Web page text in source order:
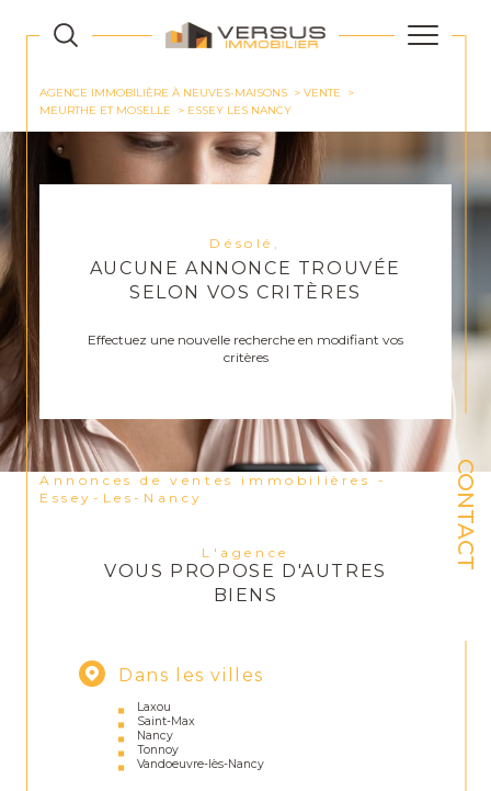
CONTACT
AGENCE IMMOBILIÈRE À NEUVES-MAISONS
VENTE
MEURTHE ET MOSELLE
ESSEY LES NANCY
Désolé,
AUCUNE ANNONCE TROUVÉE
SELON VOS CRITÈRES
Effectuez une nouvelle recherche en modifiant vos
critères
Annonces de ventes immobilières -
Essey-Les-Nancy
L'agence
VOUS PROPOSE D'AUTRES
BIENS
Dans les villes
Laxou
Saint-Max
Nancy
Tonnoy
Vandoeuvre-lès-Nancy